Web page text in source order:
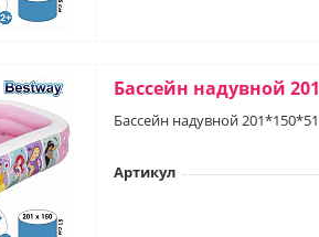
Бассейн надувной
Бассейн надувной
Артикул